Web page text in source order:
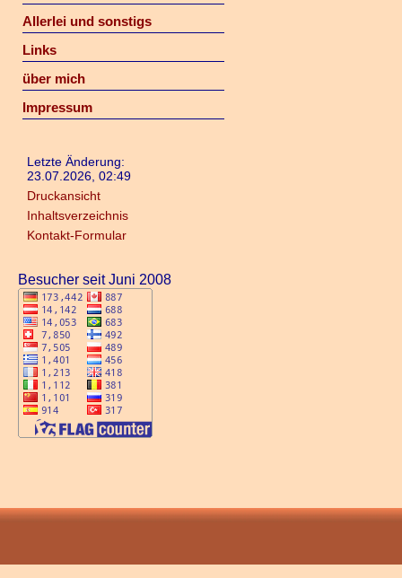
Allerlei und sonstigs
Links
über mich
Impressum
Letzte Änderung:
23.07.2026, 02:49
Druckansicht
Inhaltsverzeichnis
Kontakt-Formular
Besucher seit Juni 2008